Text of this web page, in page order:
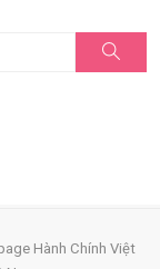
kiếm
Hành Chính Việt